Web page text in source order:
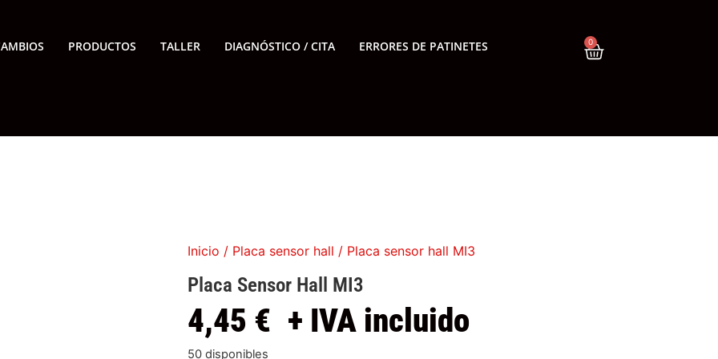
PRODUCTOS TALLER DIAGNÓSTICO / CITA ERRORES DE PATINETES 0
Inicio / Placa sensor hall / Placa sensor hall MI3
Placa Sensor Hall MI3
4,45 € + IVA incluido
50 disponibles